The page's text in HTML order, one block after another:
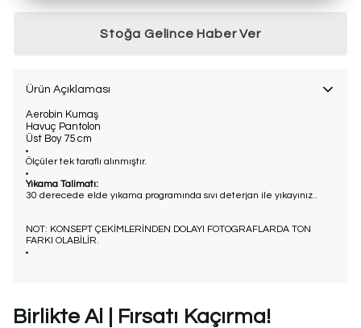
Stoğa Gelince Haber Ver
Ürün Açıklaması
Aerobin Kumaş
Havuç Pantolon
Üst Boy 75 cm
Ölçüler tek taraflı alınmıştır.
Yıkama Talimatı:
30 derecede elde yıkama programında sıvı deterjan ile yıkayınız..
NOT: KONSEPT ÇEKİMLERİNDEN DOLAYI FOTOGRAFLARDA TON
FARKI OLABİLİR.
Birlikte Al | Fırsatı Kaçırma!